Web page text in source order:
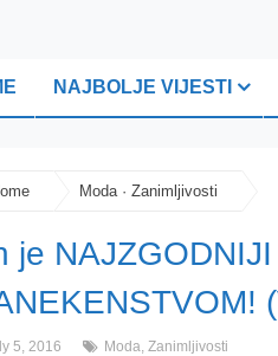
NAJBOLJE VIJESTI
Moda · Zanimljivosti
je
5, 2016 Moda, Zanimljivosti